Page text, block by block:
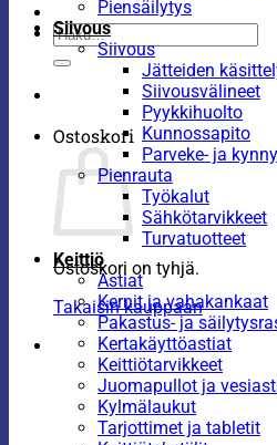
Etsi:
Ostoskori
Ostoskori on tyhjä.
Takaisin kauppaan
Piensäilytys
Siivous
Siivous
Jätteiden
Siivousvälineet
Pyykkihuolto
Kunnossapito
Parveke- ja
Pienrauta
Työkalut
Sähkötarvikkeet
Turvatuotteet
Keittiö
Astiat
Kernit ja vahakankaat
Pakastus- ja
Kertakäyttöastiat
Keittiötarvikkeet
Juomapullot ja
Kylmälaukut
Tarjottimet ja tabletit